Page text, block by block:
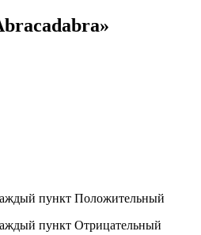
пункт Положительный
пункт Отрицательный